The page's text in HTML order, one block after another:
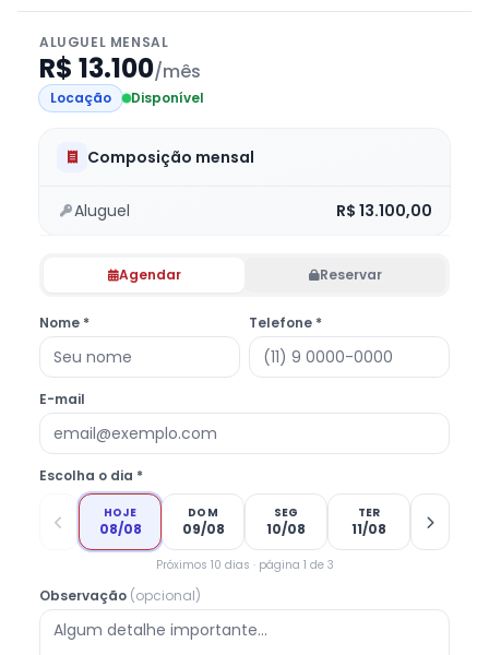
ALUGUEL MENSAL
R$ 13.100/mês
Locação Disponível
Composição mensal
Aluguel R$ 13.100,00
Agendar Reservar
Nome * Telefone *
E-mail
Escolha o dia *
HOJE
08/08
DOM
09/08
SEG
10/08
TER
11/08
Próximos 10 dias · página 1 de 3
Observação (opcional)